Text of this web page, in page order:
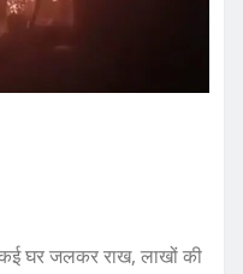
घर जलकर राख, लाखों की